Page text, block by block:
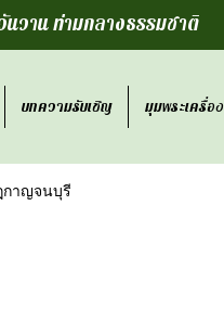
วาน ท่ามกลางธรรมชาติ
บทความรับเชิญ มุมพระเครื่อง
กาญจนบุรี